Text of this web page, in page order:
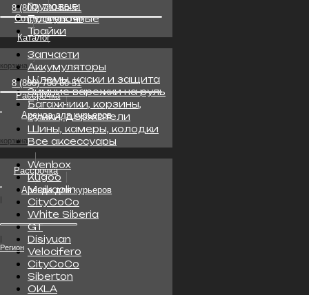
корзина
Рассрочка
Аренда для курьеров
Регион
Регион
Грузовые
Прогулочные
Трайки
Запчасти
Аккумуляторы
Шлемы, каски и защита
Зимние варежки на руль
Багажники, корзины,
сумки, держатели
Шины, камеры, колодки
Все аксессуары
Wenbox
Kugoo
Maikaolin
CityCoCo
White Siberia
GT
Disiyuan
Velocifero
CityCoCo
Siberton
OKLA